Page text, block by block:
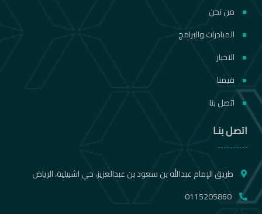
من نحن
المبادرات والبرامج
الاخبار
قيمنا
اتصل بنا
اتصل بنـا
طريق الإمام عبدالله بن سعود بن عبدالعزيز، حي اشبيلية، الرياض
0115205860